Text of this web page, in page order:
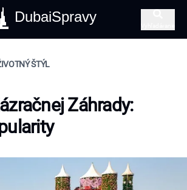
DubaiSpravy
ŠTÝL
Záhrady: